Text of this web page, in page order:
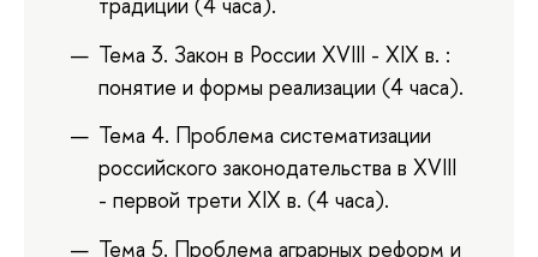
Тема 3. Закон в России XVIII - XIX в. :
понятие и формы реализации (4 часа).
Тема 4. Проблема систематизации
российского законодательства в XVIII
- первой трети XIX в. (4 часа).
Тема 5. Проблема аграрных реформ и